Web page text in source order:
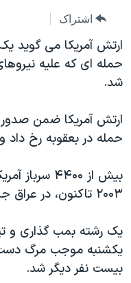
اصلی
جهش
به
جستجو
گزیده‌ها
ویژه برنامه‌ها
فرهنگ و زندگی
اقتصادی
اسرائیل در جنگ
گالری عکس
صفحه‌های ویژه
عملیات خشم حماسی
۲۵۰سالگی آمریکا
مستندها
حمله جمهوری اسلامی به
ورزش زنان در ایران
اعتراضات زن، زندگی،
فرکانس‌های صدای آمریکا
پخش رادیویی
دنبال کنید
زبانهای مختلف
اشتراک
ارتش آمریکا می گوید
حمله ای که علیه
شد.
ارتش آمریکا ضمن صدور
حمله در بعقوبه رخ داد
بیش از ۴۴۰۰
۲۰۰۳ تاکنون، در عراق جان باخته اند.
یک رشته بمب گذاری و
یکشنبه موجب مرگ
بیست نفر دیگر شد.